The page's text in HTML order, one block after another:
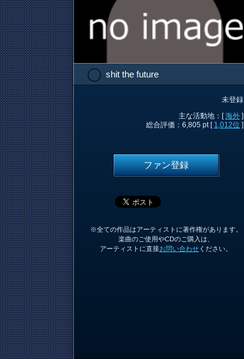
shit the future
未登録
主な活動地：[海外 ]
総合評価：6,805 pt [ 1,012位 ]
ファン登録
※全ての作品はアーティストに著作権があります。
楽曲のご使用やCDのご購入は、
アーティストに直接お問い合わせ ください。